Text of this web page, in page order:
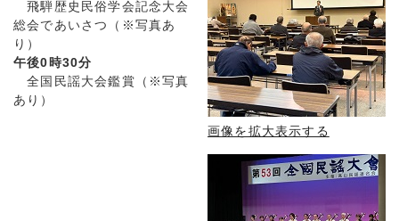
画像を拡大表示する
飛騨歴史民俗学会記念大会
総会であいさつ（※写真あ
り）
午後0時30分
全国民謡大会鑑賞（※写真
あり）